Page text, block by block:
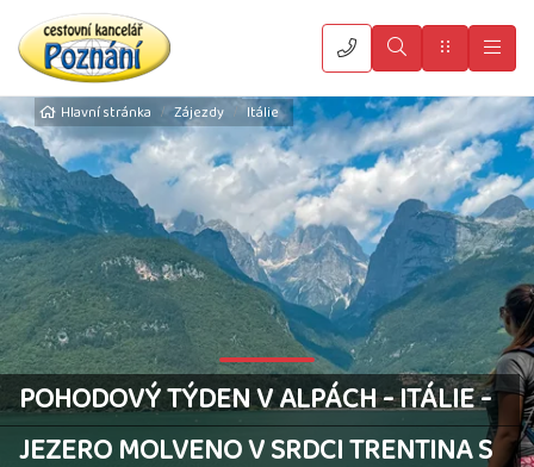
VyhledatMenu
Hlavní stránka Zájezdy Itálie
POHODOVÝ TÝDEN V ALPÁCH - ITÁLIE -
JEZERO MOLVENO V SRDCI TRENTINA S